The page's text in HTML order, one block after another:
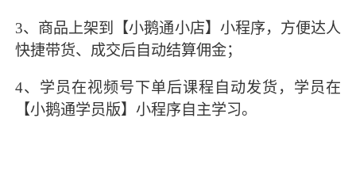
3、商品上架到【小鹅通小店】小程序，方便达人
快捷带货、成交后自动结算佣金；
4、学员在视频号下单后课程自动发货，学员在
【小鹅通学员版】小程序自主学习。